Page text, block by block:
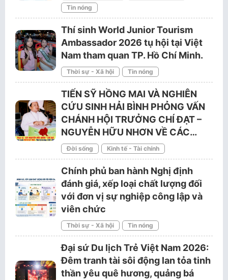
Tin nóng
Thí sinh World Junior Tourism
Ambassador 2026 tụ hội tại Việt
Nam tham quan TP. Hồ Chí Minh.
Thời sự - Xã hội Tin nóng
TIẾN SỸ HỒNG MAI VÀ NGHIÊN
CỨU SINH HẢI BÌNH PHỎNG VẤN
CHÁNH HỘI TRƯỞNG CHÍ ĐẠT –
NGUYỄN HỮU NHƠN VỀ CÁC…
Đời sống Kinh tế - Tài chính
Chính phủ ban hành Nghị định
đánh giá, xếp loại chất lượng đối
với đơn vị sự nghiệp công lập và
viên chức
Thời sự - Xã hội Tin nóng
Đại sứ Du lịch Trẻ Việt Nam 2026:
Đêm tranh tài sôi động lan tỏa tinh
thần yêu quê hương, quảng bá